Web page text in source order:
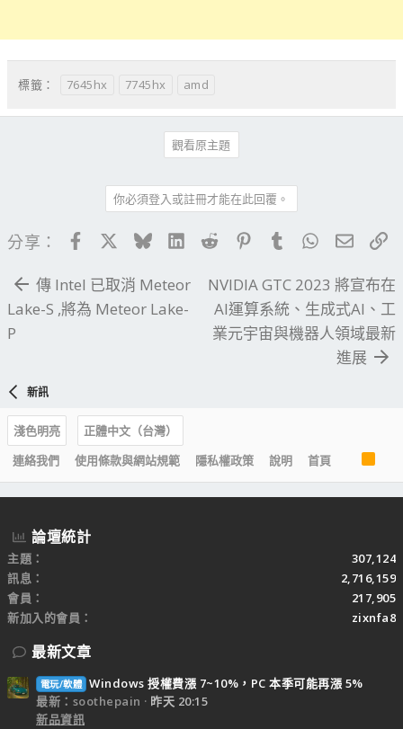
標籤： 7645hx 7745hx amd
觀看原主題
你必須登入或註冊才能在此回覆。
分享： FacebookBlueskyLinkedIn
Reddit PinterestTumblrWhatsApp
電子
傳 Intel 已取消 Meteor
Lake-S ,將為 Meteor Lake-
P
NVIDIA GTC 2023 將宣布在
AI運算系統、生成式AI、工
業元宇宙與機器人領域最新
進展
新訊
淺色明亮
正體中文（台灣）
連絡我們
使用條款與網站規範 隱私權政策 說明 首頁
R
S
S
論壇統計
主題
307,124
訊息
2,716,159
會員
217,905
新加入的會員
zixnfa8
最新文章
電玩/軟體 Windows 授權費漲 7~10%，PC 本季可能再漲 5%
最新：soothepain
昨天 20:15
新品資訊